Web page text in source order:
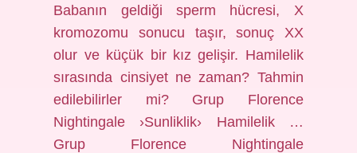
Babanın geldiği sperm hücresi, X
kromozomu sonucu taşır, sonuç XX
olur ve küçük bir kız gelişir. Hamilelik
sırasında cinsiyet ne zaman? Tahmin
edilebilirler mi? Grup Florence
Nightingale ›Sunliklik› Hamilelik …
Grup Florence Nightingale